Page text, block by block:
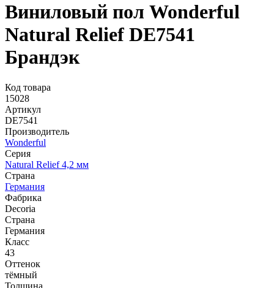
Виниловый пол Wonderful
Natural Relief DE7541
Брандэк
Код товара
15028
Артикул
DE7541
Производитель
Wonderful
Серия
Natural Relief 4,2 мм
Страна
Германия
Фабрика
Decoria
Страна
Германия
Класс
43
Оттенок
тёмный
Толщина